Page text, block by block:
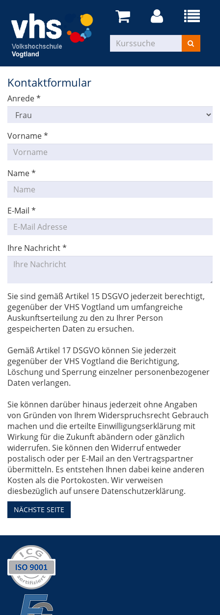
Kontaktformular
Anrede*
Vorname*
Name*
E-Mail *
Ihre Nachricht*
Sie sind gemäß Artikel 15 DSGVO jederzeit berechtigt,
gegenüber der VHS Vogtland um umfangreiche
Auskunftserteilung zu den zu Ihrer Person
gespeicherten Daten zu ersuchen.
Gemäß Artikel 17 DSGVO können Sie jederzeit
gegenüber der VHS Vogtland die Berichtigung,
Löschung und Sperrung einzelner personenbezogener
Daten verlangen.
Sie können darüber hinaus jederzeit ohne Angaben
von Gründen von Ihrem Widerspruchsrecht Gebrauch
machen und die erteilte Einwilligungserklärung mit
Wirkung für die Zukunft abändern oder gänzlich
widerrufen. Sie können den Widerruf entweder
postalisch oder per E-Mail an den Vertragspartner
übermitteln. Es entstehen Ihnen dabei keine anderen
Kosten als die Portokosten. Wir verweisen
diesbezüglich auf unsere Datenschutzerklärung.
NÄCHSTE SEITE